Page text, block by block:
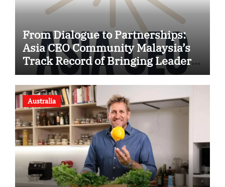
From Dialogue to Partnerships:
Asia CEO Community Malaysia’s
Track Record of Bringing Leaders
Together
Australia